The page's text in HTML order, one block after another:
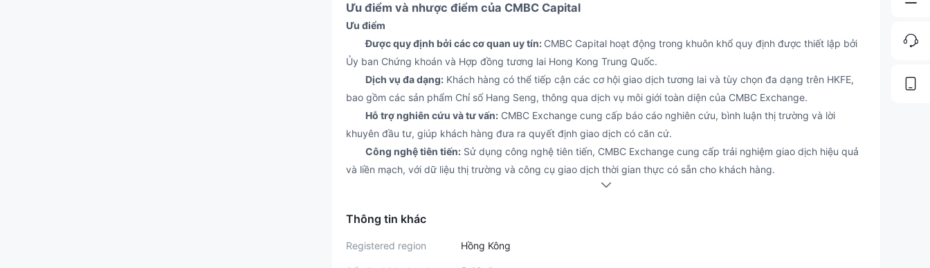
Ưu điểm và nhược điểm của CMBC Capital
Ưu điểm
Được quy định bởi các cơ quan uy tín: CMBC Capital hoạt động trong khuôn khổ quy định được thiết lập bởi
Ủy ban Chứng khoán và Hợp đồng tương lai Hong Kong Trung Quốc.
Dịch vụ đa dạng: Khách hàng có thể tiếp cận các cơ hội giao dịch tương lai và tùy chọn đa dạng trên HKFE,
bao gồm các sản phẩm Chỉ số Hang Seng, thông qua dịch vụ môi giới toàn diện của CMBC Exchange.
Hỗ trợ nghiên cứu và tư vấn: CMBC Exchange cung cấp báo cáo nghiên cứu, bình luận thị trường và lời
khuyên đầu tư, giúp khách hàng đưa ra quyết định giao dịch có căn cứ.
Công nghệ tiên tiến: Sử dụng công nghệ tiên tiến, CMBC Exchange cung cấp trải nghiệm giao dịch hiệu quả
và liền mạch, với dữ liệu thị trường và công cụ giao dịch thời gian thực có sẵn cho khách hàng.
Ưu tiên kiểm soát rủi ro, CMBC Exchange bảo vệ lợi ích của khách hàng, tạo niềm tin
Nhược điểm
Lo ngại về phụ thuộc vào cổ đông:
Thông tin khác
Registered region Hồng Kông